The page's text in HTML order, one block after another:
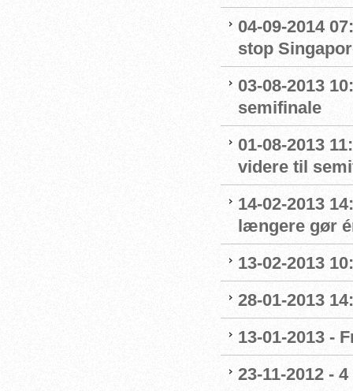
04-09-2014
stop
03-08-2013
semifinale
01-08-2013
videre til
14-02-2013
længere gør
13-02-2013
28-01-2013
13-01-2013 -
23-11-2012 -